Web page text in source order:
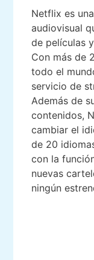
Netflix es
audiovisual
de películas
Con más de
todo el
servicio de
Además de
contenidos,
cambiar el
de 20
con la
nuevas
ningún